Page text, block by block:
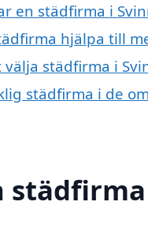
en städfirma i
hjälpa till
städfirma i
städfirma i de